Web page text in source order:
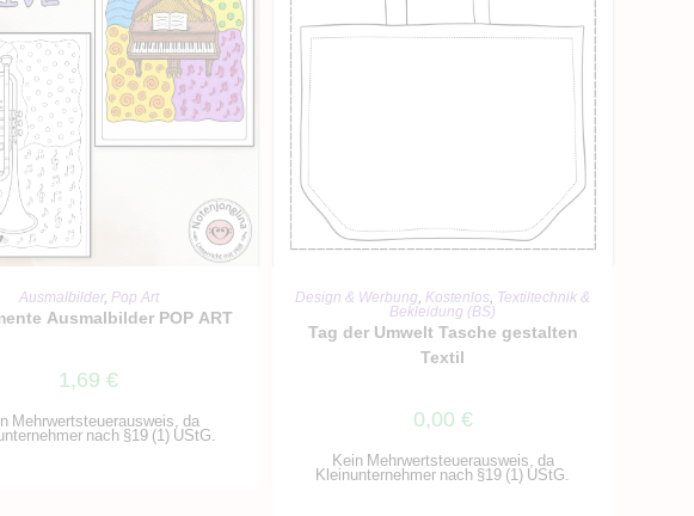
IN DEN WARENKORB
Ausmalbilder, Pop Art
Ausmalbilder POP ART
1,69€
Mehrwertsteuerausweis, da
nach §19 (1) UStG.
IN DEN WARENKORB
Design & Werbung,Kostenlos, Textiltechnik &
Bekleidung (BS)
Tag der Umwelt Tasche gestalten
Textil
0,00 €
Kein Mehrwertsteuerausweis, da
Kleinunternehmer nach §19 (1) UStG.